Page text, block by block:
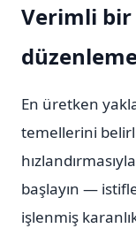
Verimli bir
En üretken
temellerini
başlayın —
işlenmiş